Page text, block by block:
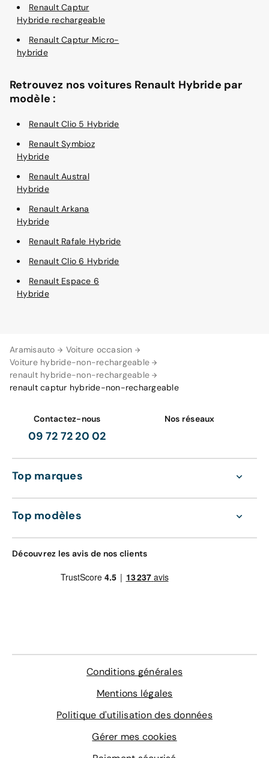
Aramisauto
Voiture occasion
Voiture hybride-non-rechargeable
renault hybride-non-rechargeable
renault captur hybride-non-rechargeable
Renault Captur
Hybride rechargeable
Renault Captur Micro-
hybride
Retrouvez nos voitures Renault Hybride par
modèle :
Renault Clio 5 Hybride
Renault Symbioz
Hybride
Renault Austral
Hybride
Renault Arkana
Hybride
Renault Rafale Hybride
Renault Clio 6 Hybride
Renault Espace 6
Hybride
Contactez-nous
09 72 72 20 02
Nos réseaux
Top marques
Top modèles
Découvrez les avis de nos clients
Conditions générales
Mentions légales
Politique d'utilisation des données
Gérer mes cookies